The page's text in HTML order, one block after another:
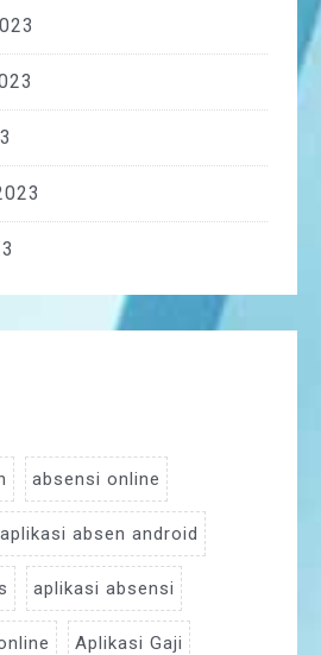
absensi online
aplikasi absen android
aplikasi absensi
Aplikasi Gaji